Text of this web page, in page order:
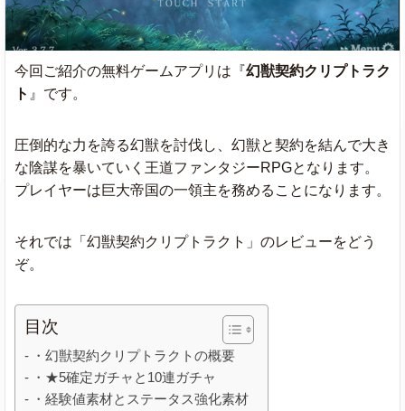
今回ご紹介の無料ゲームアプリは『幻獣契約クリプトラク
ト 』です。
圧倒的な力を誇る幻獣を討伐し、幻獣と契約を結んで大き
な陰謀を暴いていく王道ファンタジーRPGとなります。
プレイヤーは巨大帝国の一領主を務めることになります。
それでは「幻獣契約クリプトラクト」のレビューをどう
ぞ。
目次
・幻獣契約クリプトラクトの概要
・★5確定ガチャと10連ガチャ
・経験値素材とステータス強化素材